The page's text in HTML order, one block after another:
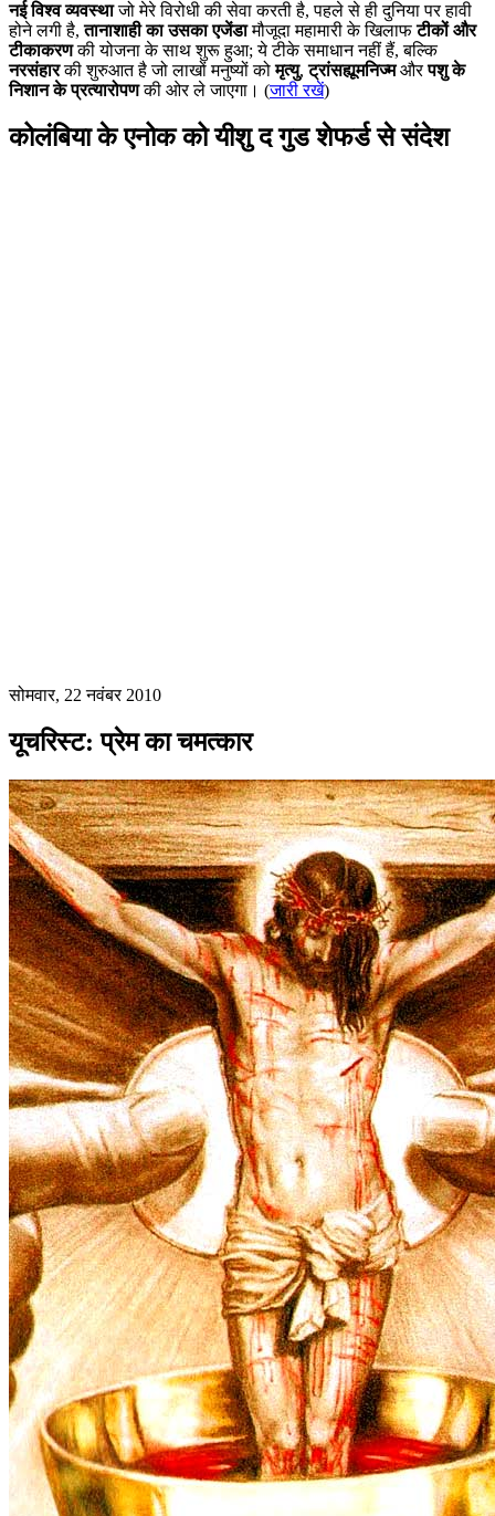
नई विश्व व्यवस्थाजो मेरे विरोधी की सेवा करती है, पहले से ही दुनिया पर हावी
होने लगी है,तानाशाही का उसका एजेंडामौजूदा महामारी के खिलाफटीकों और
टीकाकरणकी योजना के साथ शुरू हुआ; ये टीके समाधान नहीं हैं, बल्कि
नरसंहारकी शुरुआत है जो लाखों मनुष्यों कोमृत्यु,ट्रांसह्यूमनिज्मऔरपशु के
निशान के प्रत्यारोपणकी ओर ले जाएगा। (जारी रखें)
कोलंबिया के एनोक को यीशु द गुड शेफर्ड से संदेश
सोमवार, 22 नवंबर 2010
यूचरिस्ट: प्रेम का चमत्कार